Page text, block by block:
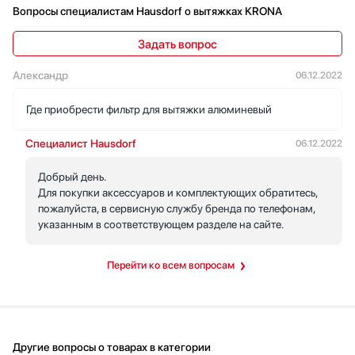
работает тихо — действительно, на низкой скорости почти не
мешает разговору. Жиросборный алюминиевый фильтр легко
вынимается и отмывается, что с ребёнком на кухне особенно
работы в режиме отвода или циркуляции пригодилась, когда
не захотела тянуть воздуховод — настроила циркуляцию, и
конструкция создают уверенность, что она прослужит и не
будет капризничать при ежедневном использовании. Я
довольна покупкой.
Вопросы специалистам Hausdorf о вытяжках KRONA
Задать вопрос
Александр 06.12.2022
Где приобрести фильтр для вытяжки алюминевый
Специалист Hausdorf 06.12.2022
Добрый день.
Для покупки аксессуаров и комплектующих обратитесь,
пожалуйста, в сервисную службу бренда по телефонам,
указанным в соответствующем разделе на сайте.
Перейти ко всем вопросам
Другие вопросы о товарах в категории